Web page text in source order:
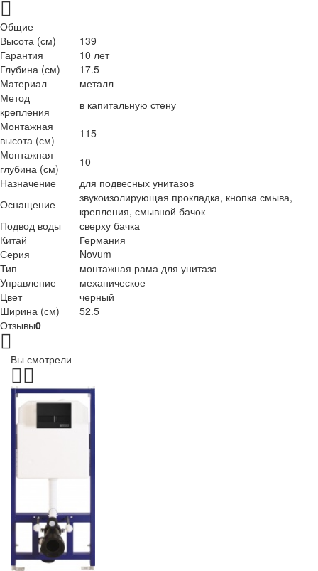
Общие
Высота (см)
139
Гарантия
10 лет
Глубина (см)
17.5
Материал
металл
Метод
крепления
в капитальную стену
Монтажная
высота (см)
115
Монтажная
глубина (см)
10
Назначение
для подвесных унитазов
Оснащение
звукоизолирующая прокладка, кнопка смыва,
крепления, смывной бачок
Подвод воды
сверху бачка
Китай
Германия
Серия
Novum
Тип
монтажная рама для унитаза
Управление
механическое
Цвет
черный
Ширина (см)
52.5
Отзывы0
Вы смотрели